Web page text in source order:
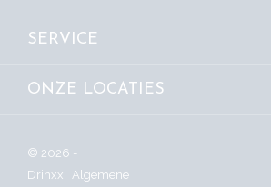
SERVICE
ONZE LOCATIES
© 2026 -
Drinxx
Algemene